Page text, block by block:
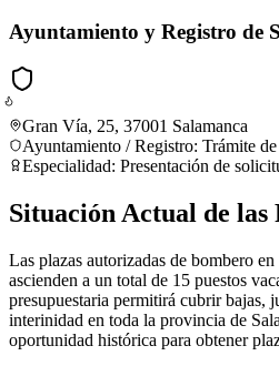
Ayuntamiento y Registro de
Gran Vía, 25, 37001 Salamanca
Ayuntamiento / Registro: Trámite
Especialidad: Presentación de
Situación Actual de las
Las plazas autorizadas de bombero
ascienden a un total de 15 puestos
presupuestaria permitirá cubrir bajas,
interinidad en toda la provincia de
oportunidad histórica para obtener